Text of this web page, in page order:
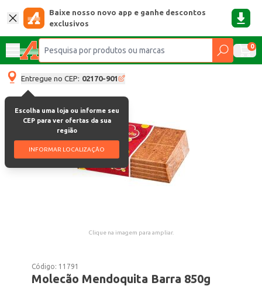
Baixe nosso novo app e ganhe descontos
exclusivos
0
Entregue no CEP: 02170-901
Escolha uma loja ou informe seu
CEP para ver ofertas da sua
região
INFORMAR LOCALIZAÇÃO
Clique na imagem para ampliar.
Código: 11791
Molecão Mendoquita Barra 850g